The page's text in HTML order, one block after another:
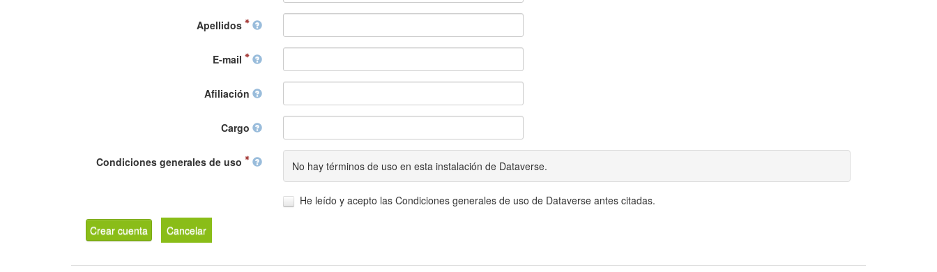
Apellidos
E-mail
Afiliación
Cargo
Condiciones generales de uso No hay términos de uso en esta instalación de Dataverse.
He leído y acepto las Condiciones generales de uso de Dataverse antes citadas.
Crear cuenta Cancelar